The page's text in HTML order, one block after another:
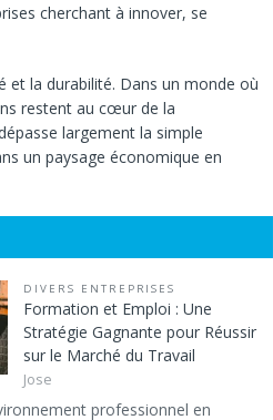
cherchant à innover, se
et la durabilité. Dans un monde où
restent au cœur de la
largement la simple
un paysage économique en
DIVERS ENTREPRISES
Formation et Emploi : Une
Stratégie Gagnante pour Réussir
sur le Marché du Travail
Jose
professionnel en